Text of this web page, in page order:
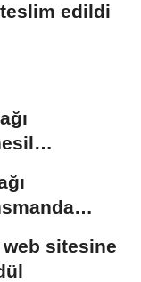
teslim edildi
web sitesine